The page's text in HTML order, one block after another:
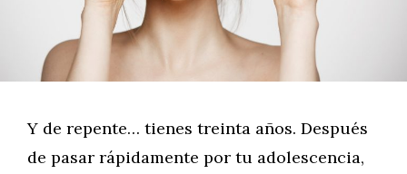
Y de repente… tienes treinta años. Después
de pasar rápidamente por tu adolescencia,